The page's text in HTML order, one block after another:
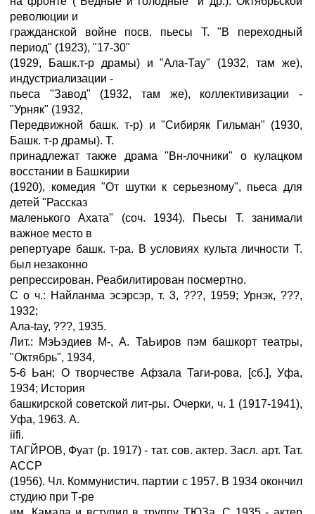
революции и
гражданской войне посв. пьесы Т. "В переходный
период" (1923), "17-30"
(1929, Башк.т-р драмы) и "Ала-Тау" (1932, там же),
индустриализации -
пьеса "Завод" (1932, там же), коллективизации -
"Урняк" (1932,
Передвижной башк. т-р) и "Сибиряк Гильман" (1930,
Башк. т-р драмы). Т.
принадлежат также драма "Вн-лочники" о кулацком
восстании в Башкирии
(1920), комедия "От шутки к серьезному", пьеса для
детей "Рассказ
маленького Ахата" (соч. 1934). Пьесы Т. занимали
важное место в
репертуаре башк. т-ра. В условиях культа личности Т.
был незаконно
репрессирован. Реабилитирован посмертно.
С о ч.: Найланма эсэрсэр, т. 3, ???, 1959; Урнэк, ???,
1932;
Ала-tay, ???, 1935.
Лит.: МэЬэдиев М-, А. ТаЬиров пэм башкорт театры,
"Октябрь", 1934,
5-6 Ьан; О творчестве Афзала Таги-рова, [сб.], Уфа,
1934; История
башкирской советской лит-ры. Очерки, ч. 1 (1917-1941),
Уфа, 1963. A.
iifi.
ТАГЙРОВ, Фуат (р. 1917) - тат. сов. актер. Засл. арт. Тат.
АССР
(1956). Чл. Коммунистич. партии с 1957. В 1934 окончил
студию при Т-ре